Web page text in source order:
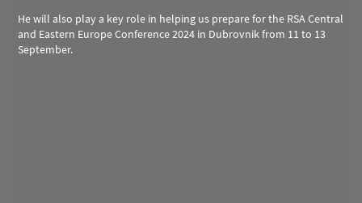
He will also play a key role in helping us prepare for the RSA Central
and Eastern Europe Conference 2024 in Dubrovnik from 11 to 13
September.